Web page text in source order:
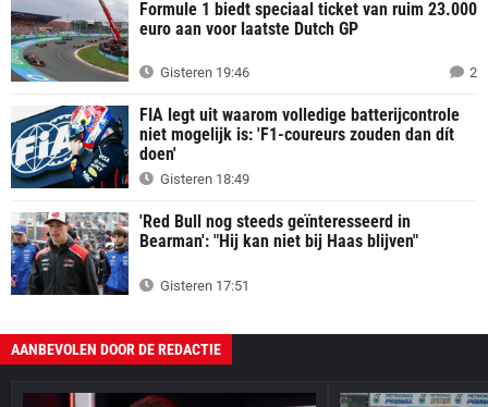
Formule 1 biedt speciaal ticket van ruim 23.000
euro aan voor laatste Dutch GP
Gisteren 19:46 2
FIA legt uit waarom volledige batterijcontrole
niet mogelijk is: 'F1-coureurs zouden dan dít
doen'
Gisteren 18:49
'Red Bull nog steeds geïnteresseerd in
Bearman': "Hij kan niet bij Haas blijven"
Gisteren 17:51
AANBEVOLEN DOOR DE REDACTIE